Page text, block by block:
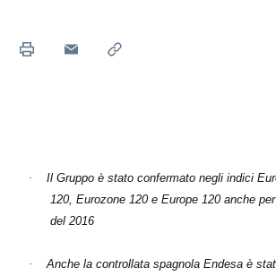
·
Il Gruppo è stato confermato negli indici
120, Eurozone 120 e Europe 120 anche
del 2016
·
Anche la controllata spagnola Endesa è